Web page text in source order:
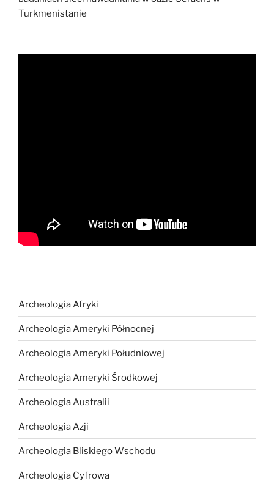
Turkmenistanie
Archeologia Afryki
Archeologia Ameryki Północnej
Archeologia Ameryki Południowej
Archeologia Ameryki Środkowej
Archeologia Australii
Archeologia Azji
Archeologia Bliskiego Wschodu
Archeologia Cyfrowa